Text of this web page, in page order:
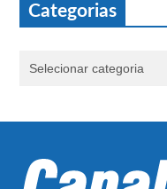
Categorias